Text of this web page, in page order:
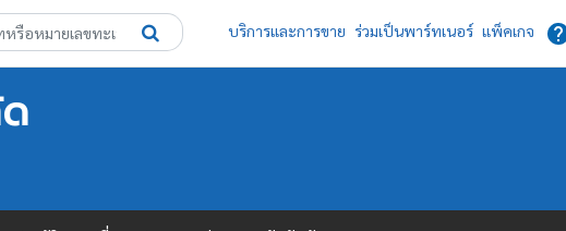
บริการและการขาย ร่วมเป็นพาร์ทเนอร์ แพ็คเกจ